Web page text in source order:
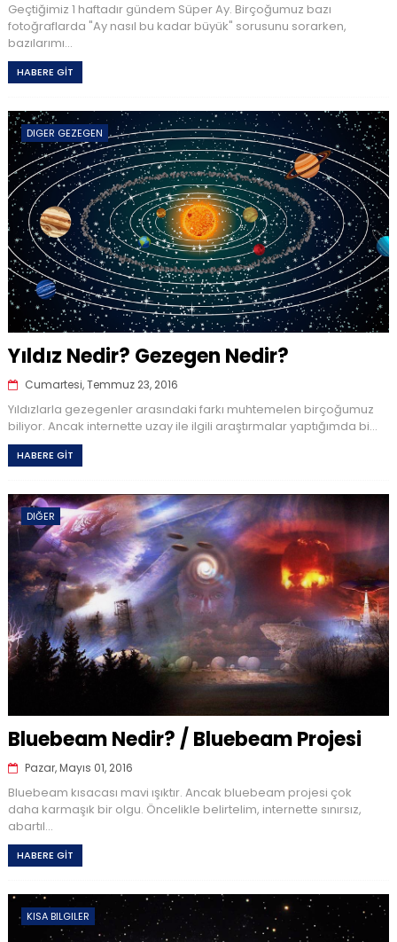
Geçtiğimiz 1 haftadır gündem Süper Ay. Birçoğumuz bazı
fotoğraflarda "Ay nasıl bu kadar büyük" sorusunu sorarken,
bazılarımı...
HABERE GİT
DIGER GEZEGEN
Yıldız Nedir? Gezegen Nedir?
Cumartesi, Temmuz 23, 2016
Yıldızlarla gezegenler arasındaki farkı muhtemelen birçoğumuz
biliyor. Ancak internette uzay ile ilgili araştırmalar yaptığımda bi...
HABERE GİT
DIĞER
Bluebeam Nedir? / Bluebeam Projesi
Pazar, Mayıs 01, 2016
Bluebeam kısacası mavi ışıktır. Ancak bluebeam projesi çok
daha karmaşık bir olgu. Öncelikle belirtelim, internette sınırsız,
abartıl...
HABERE GİT
KISA BILGILER